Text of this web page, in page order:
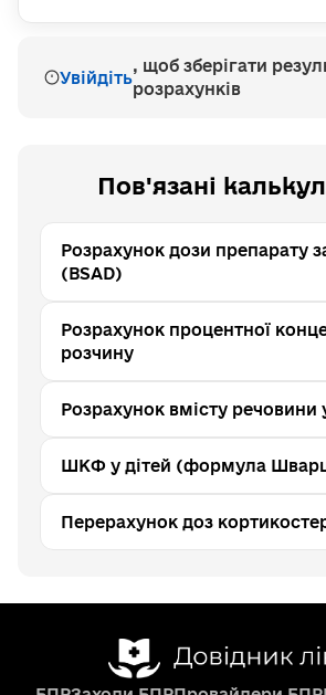
Увійдіть
, щоб зберігати
розрахунків
Пов'язані
Розрахунок дози препарату
(BSAD)
Розрахунок процентної
розчину
Розрахунок вмісту речовини
ШКФ у дітей (формула
Перерахунок доз